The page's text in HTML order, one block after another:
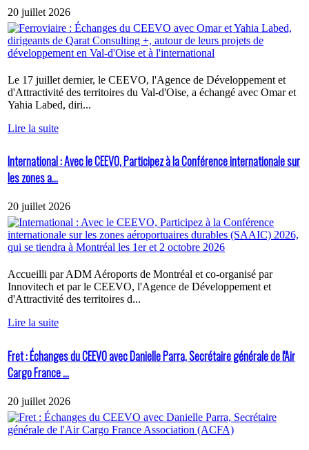
20 juillet 2026
Le 17 juillet dernier, le CEEVO, l'Agence de Développement et
d'Attractivité des territoires du Val-d'Oise, a échangé avec Omar et
Yahia Labed, diri...
Lire la suite
International : Avec le CEEVO, Participez à la Conférence internationale sur
les zones a...
20 juillet 2026
Accueilli par ADM Aéroports de Montréal et co-organisé par
Innovitech et par le CEEVO, l'Agence de Développement et
d'Attractivité des territoires d...
Lire la suite
Fret : Échanges du CEEVO avec Danielle Parra, Secrétaire générale de l'Air
Cargo France ...
20 juillet 2026